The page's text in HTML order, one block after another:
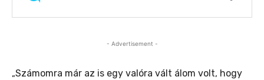
- Advertisement -
„Számomra már az is egy valóra vált álom volt, hogy